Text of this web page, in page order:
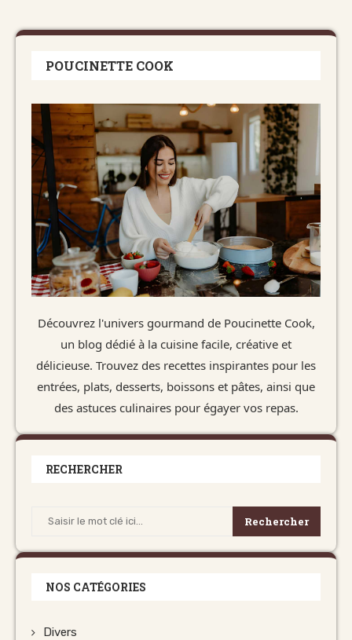
POUCINETTE COOK
Découvrez l'univers gourmand de Poucinette Cook,
un blog dédié à la cuisine facile, créative et
délicieuse. Trouvez des recettes inspirantes pour les
entrées, plats, desserts, boissons et pâtes, ainsi que
des astuces culinaires pour égayer vos repas.
RECHERCHER
Rechercher
NOS CATÉGORIES
Divers